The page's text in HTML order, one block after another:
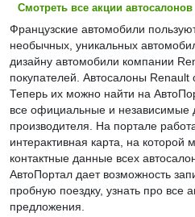
Смотреть все акции автосалонов
Французские автомобили
необычных, уникальных
дизайну автомобили компании
покупателей. Автосалоны Renault
Теперь их можно найти на
все официальные и независимые
производителя. На портале
интерактивная карта, на которой
контактные данные всех
АвтоПортал дает возможность
пробную поездку, узнать про все
предложения.